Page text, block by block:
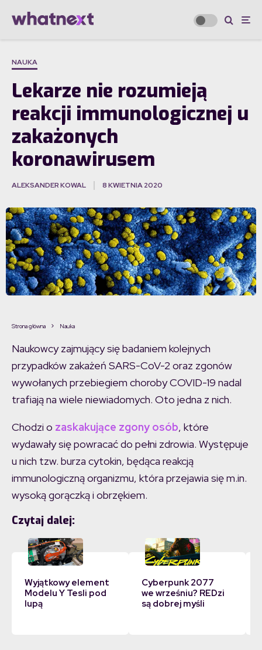
NAUKA
Lekarze nie rozumieją
reakcji immunologicznej u
zakażonych
koronawirusem
ALEKSANDER KOWAL 8 KWIETNIA 2020
Strona główna Nauka
Naukowcy zajmujący się badaniem kolejnych
przypadków zakażeń SARS-CoV-2 oraz zgonów
wywołanych przebiegiem choroby COVID-19 nadal
trafiają na wiele niewiadomych. Oto jedna z nich.
Chodzi o zaskakujące zgony osób, które
wydawały się powracać do pełni zdrowia. Występuje
u nich tzw. burza cytokin, będąca reakcją
immunologiczną organizmu, która przejawia się m.in.
wysoką gorączką i obrzękiem.
Czytaj dalej:
Wyjątkowy element
Modelu Y Tesli pod
lupą
Cyberpunk 2077
we wrześniu? REDzi
są dobrej myśli